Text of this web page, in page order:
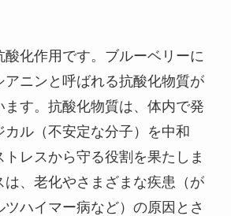
酸化作用です。ブルーベリーに
アニンと呼ばれる抗酸化物質が
ます。抗酸化物質は、体内で発
カル（不安定な分子）を中和
トレスから守る役割を果たしま
は、老化やさまざまな疾患（が
ツハイマー病など）の原因とさ